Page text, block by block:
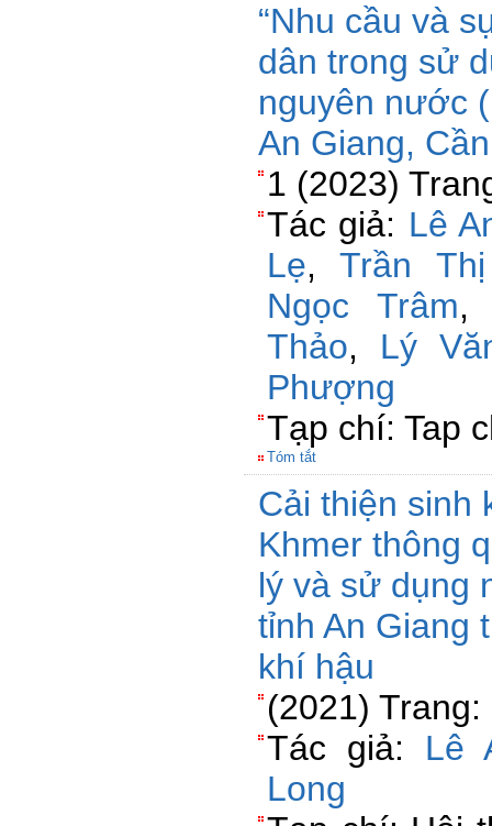
“Nhu cầu và
dân trong sử
nguyên nước
An Giang,
1 (2023)
Tác giả: Lê
Lẹ,Trần
Ngọc Trâm
Thảo, Lý
Phượng
Tạp chí: Tap
Tóm tắt
Cải thiện sinh
Khmer thông
lý và sử dụng
tỉnh An Giang
khí hậu
(2021)
Tác giả: Lê
Long